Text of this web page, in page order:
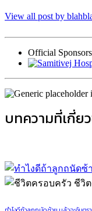
View all post by
Official
บทความที่เกี่ย
ชีวิ